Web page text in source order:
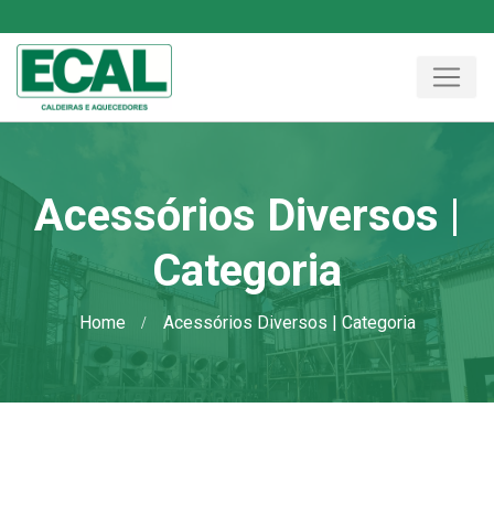
Acessórios Diversos |
Categoria
Home Acessórios Diversos | Categoria